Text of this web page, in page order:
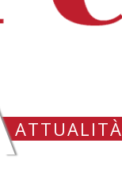
ATTUALITÀ